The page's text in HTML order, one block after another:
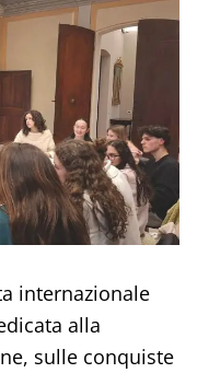
internazionale
alla
sulle conquiste